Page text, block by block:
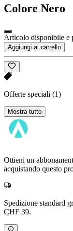
Colore Nero
Articolo disponibile e
Aggiungi al carrello
Offerte speciali (1)
Mostra tutto
Ottieni un
acquistando questo
Spedizione standard
CHF 39.